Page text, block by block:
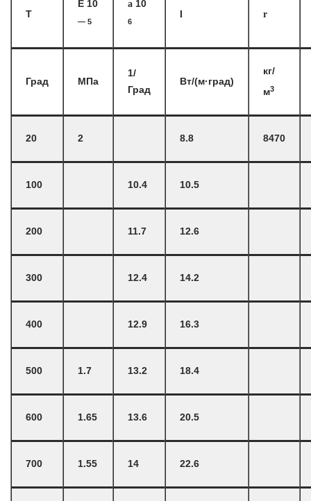
T
E 10
— 5
a 10
6
l r
Град МПа
1/
Град
Вт/(м·град)
кг/
м3
20 2 8.8 8470
100 10.4 10.5
200 11.7 12.6
300 12.4 14.2
400 12.9 16.3
500 1.7 13.2 18.4
600 1.65 13.6 20.5
700 1.55 14 22.6